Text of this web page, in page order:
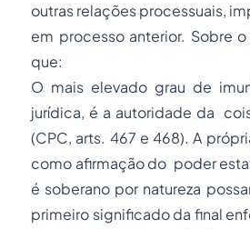
outras relações processuais,
em processo anterior. Sobre
que:
O mais elevado grau de
jurídica, é a autoridade da
(CPC, arts. 467 e 468). A
como afirmação do poder
é soberano por natureza
primeiro significado da final